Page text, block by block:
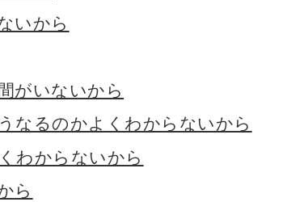
いから
がいないから
なるのかよくわからないから
わからないから
ら